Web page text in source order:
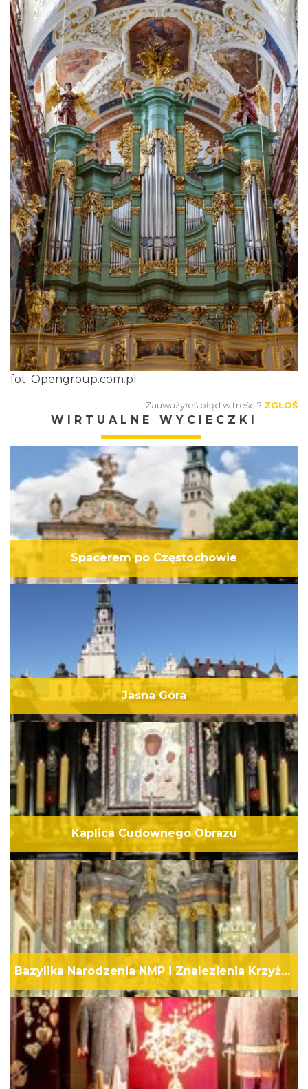
fot. Opengroup.com.pl
Zauważyłeś błąd w treści? ZGŁOŚ
WIRTUALNE WYCIECZKI
Spacerem po Częstochowie
Jasna Góra
Kaplica Cudownego Obrazu
Bazylika Narodzenia NMP i Znalezienia Krzyża Świętego